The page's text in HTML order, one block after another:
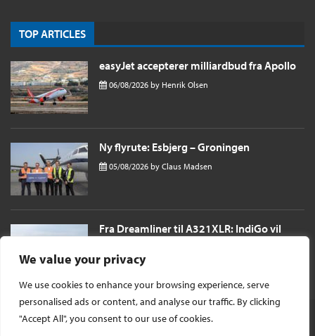
We value your privacy
We use cookies to enhance your browsing experience, serve
personalised ads or content, and analyse our traffic. By clicking
"Accept All", you consent to our use of cookies.
TOP ARTICLES
easyJet accepterer milliardbud fra Apollo
06/08/2026 by Henrik Olsen
Ny flyrute: Esbjerg – Groningen
05/08/2026 by Claus Madsen
Fra Dreamliner til A321XLR: IndiGo vil
sende passagerer næsten 11 timer til
London i et single aisle fly
© Ophavsret 2026 -InsideFlyer DK